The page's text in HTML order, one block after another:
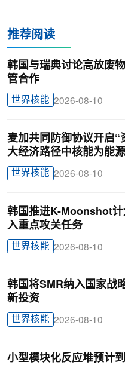
推荐阅读
韩国与瑞典讨论高放废
管合作
世界核能 2026-08-10
麦加共同防御协议开启
大经济路径中核能为能
世界核能 2026-08-10
韩国推进K-Moonshot计
入重点攻关任务
世界核能 2026-08-10
韩国将SMR纳入国家战
新投资
世界核能 2026-08-10
小型模块化反应堆预计